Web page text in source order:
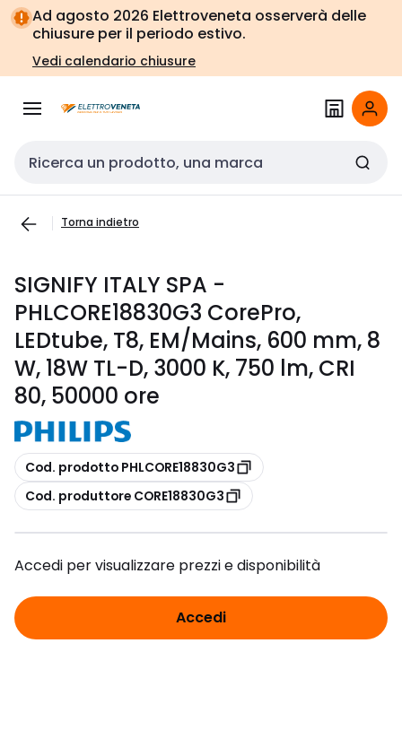
Vai alla
navigazione
Vai
alla
pagina
Ad agosto 2026 Elettroveneta osserverà delle
chiusure per il periodo estivo.
Vedi calendario chiusure
Cerca input
Torna indietro
SIGNIFY ITALY SPA -
PHLCORE18830G3 CorePro,
LEDtube, T8, EM/Mains, 600 mm, 8
W, 18W TL-D, 3000 K, 750 lm, CRI
80, 50000 ore
copia
Cod. prodotto PHLCORE18830G3
copia
Cod. produttore CORE18830G3
Accedi per visualizzare prezzi e disponibilità
Accedi